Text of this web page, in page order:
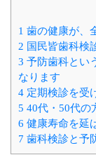
1 歯の健康が、
2 国民皆歯科検
3 予防歯科とい
なります
4 定期検診を受
5 40代・50代の
6 健康寿命を延
7 歯科検診と予